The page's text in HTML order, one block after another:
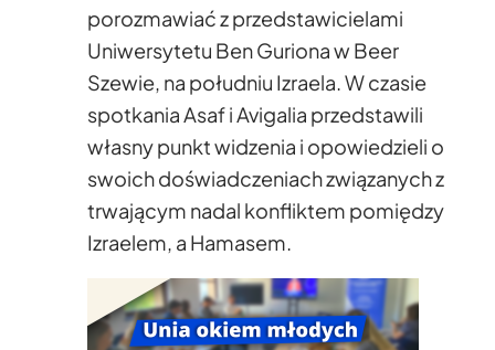
porozmawiać z przedstawicielami
Uniwersytetu Ben Guriona w Beer
Szewie, na południu Izraela. W czasie
spotkania Asaf i Avigalia przedstawili
własny punkt widzenia i opowiedzieli o
swoich doświadczeniach związanych z
trwającym nadal konfliktem pomiędzy
Izraelem, a Hamasem.